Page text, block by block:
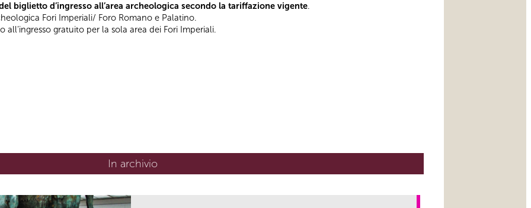
biglietto d’ingresso all’area archeologica secondo la tariffazione vigente.
Fori Imperiali/ Foro Romano e Palatino.
all’ingresso gratuito per la sola area dei Fori Imperiali.
In archivio